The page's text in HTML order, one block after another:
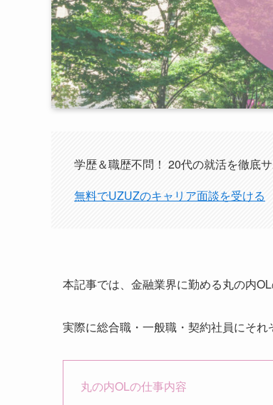
学歴＆職歴不問！ 20代の就活を徹底
無料でUZUZのキャリア面談を受ける
本記事では、金融業界に勤める丸の内
実際に総合職・一般職・契約社員にそれ
丸の内OLの仕事内容